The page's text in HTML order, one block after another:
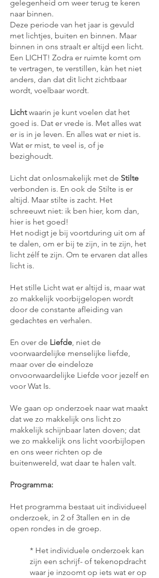
gelegenheid om weer terug te keren
naar binnen.
Deze periode van het jaar is gevuld
met lichtjes, buiten en binnen. Maar
binnen in ons straalt er altijd een licht.
Een LICHT! Zodra er ruimte komt om
te vertragen, te verstillen, kàn het niet
anders, dan dat dit licht zichtbaar
wordt, voelbaar wordt.
Lichtwaarin je kunt voelen dat het
goed is. Dat er vrede is. Met alles wat
er is in je leven. En alles wat er niet is.
Wat er mist, te veel is, of je
bezighoudt.
Licht dat onlosmakelijk met de Stilte
verbonden is. En ook de Stilte is er
altijd. Maar stilte is zacht. Het
schreeuwt niet: ik ben hier, kom dan,
hier is het goed!
Het nodigt je bij voortduring uit om af
te dalen, om er bij te zijn, in te zijn, het
licht zélf te zijn. Om te ervaren dat alles
licht is.
Het stille Licht wat er altijd is, maar wat
zo makkelijk voorbijgelopen wordt
door de constante afleiding van
gedachtes en verhalen.
En over de Liefde, niet de
voorwaardelijke menselijke liefde,
maar over de eindeloze
onvoorwaardelijke Liefde voor jezelf en
voor Wat Is.
We gaan op onderzoek naar wat maakt
dat we zo makkelijk ons licht zo
makkelijk schijnbaar laten doven; dat
we zo makkelijk ons licht voorbijlopen
en ons weer richten op de
buitenwereld, wat daar te halen valt.
Programma:
Het programma bestaat uit individueel
onderzoek, in 2 of 3tallen en in de
open rondes in de groep.
* Het individuele onderzoek kan
zijn een schrijf- of tekenopdracht
waar je inzoomt op iets wat er op